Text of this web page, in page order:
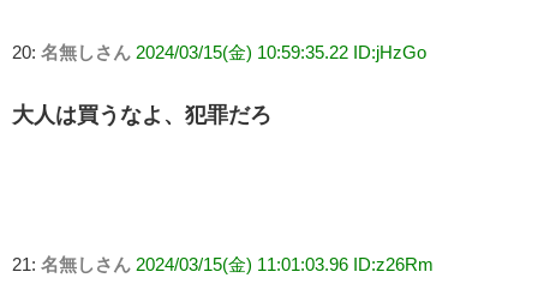
20: 名無しさん 2024/03/15(金) 10:59:35.22 ID:jHzGo
大人は買うなよ、犯罪だろ
21: 名無しさん 2024/03/15(金) 11:01:03.96 ID:z26Rm